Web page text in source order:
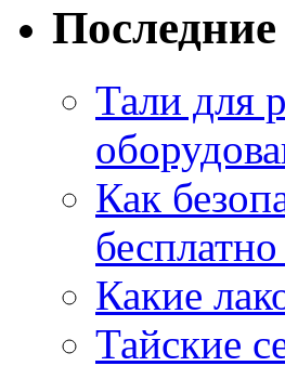
Тали для
Как
Какие
Тайские